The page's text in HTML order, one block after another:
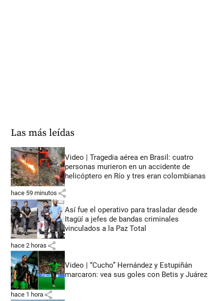
Las más leídas
Video | Tragedia aérea en Brasil: cuatro
personas murieron en un accidente de
helicóptero en Río y tres eran colombianas
hace 59 minutos share
Así fue el operativo para trasladar desde
Itagüí a jefes de bandas criminales
vinculados a la Paz Total
hace 2 horas share
Video | “Cucho” Hernández y Estupiñán
marcaron: vea sus goles con Betis y Juárez
hace 1 hora share